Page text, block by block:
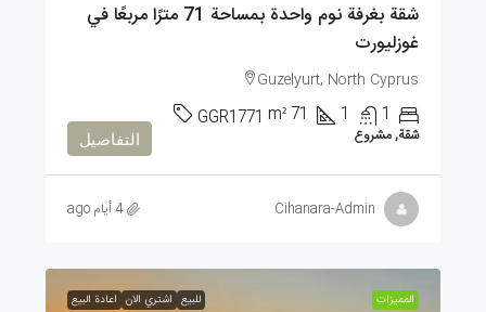
شقة بغرفة نوم واحدة بمساحة 71 مترًا مربعًا في
غوزليورت
Guzelyurt, North Cyprus
1
1
71
m²
GGR1771
شقة, مشروع التفاصيل
Cihanara-Admin 4 أيام ago
الممیزات للبيع اشتري الان اعادة البيع